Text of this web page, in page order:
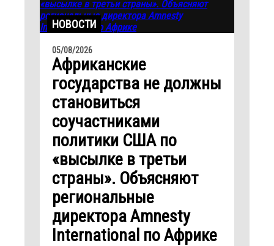
НОВОСТИ
05/08/2026
Африканские
государства не должны
становиться
соучастниками
политики США по
«высылке в третьи
страны». Объясняют
региональные
директора Amnesty
International по Африке